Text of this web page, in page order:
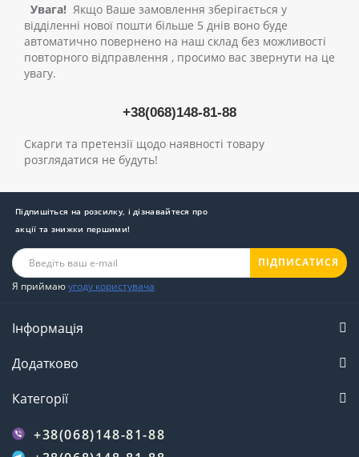
Увага! Якщо Ваше замовлення зберігається у
відділенні нової пошти більше 5 днів воно буде
автоматично повернено на наш склад без можливості
повторного відправлення , просимо вас звернути на це
увагу.
+38(068)148-81-88
Скарги та претензії щодо наявності товару
розглядатися не будуть!
Підпишіться на розсилку, і дізнавайтеся про
акції та знижки першими!
ПІДПИСАТИСЯ
Я приймаюугоду користувача
Інформація
Додатково
Категорії
+38(068)148-81-88